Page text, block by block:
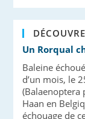
Un Rorqual
Baleine
d’un mois, le
(Balaenoptera
Haan en
échouage de